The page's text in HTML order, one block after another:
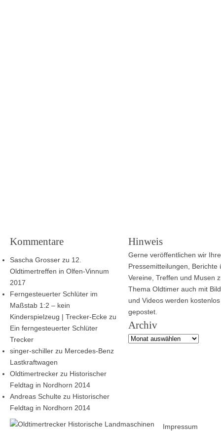
Kommentare
Sascha Grosser zu 12.
Oldtimertreffen in Olfen-Vinnum
2017
Ferngesteuerter Schlüter im
Maßstab 1:2 – kein
Kinderspielzeug | Trecker-Ecke zu
Ein ferngesteuerter Schlüter
Trecker
singer-schiller zu Mercedes-Benz
Lastkraftwagen
Oldtimertrecker zu Historischer
Feldtag in Nordhorn 2014
Andreas Schulte zu Historischer
Feldtag in Nordhorn 2014
Hinweis
Gerne veröffentlichen wir Ihre
Pressemitteilungen, Berichte
Vereine, Treffen und Musen
Thema Oldtimer auch mit
und Videos werden kostenlos
gepostet.
Archiv
Archiv
Impressum